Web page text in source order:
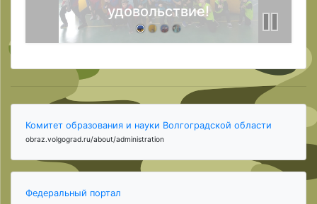
удовольствие!
Комитет образования и науки Волгоградской области
obraz.volgograd.ru/about/administration
Федеральный портал